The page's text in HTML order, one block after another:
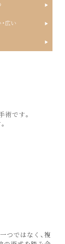
広い
術です。
つではなく、複